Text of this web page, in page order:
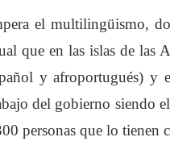
el multilingüismo,
que en las islas de las
y afroportugués) y
del gobierno siendo
personas que lo tienen